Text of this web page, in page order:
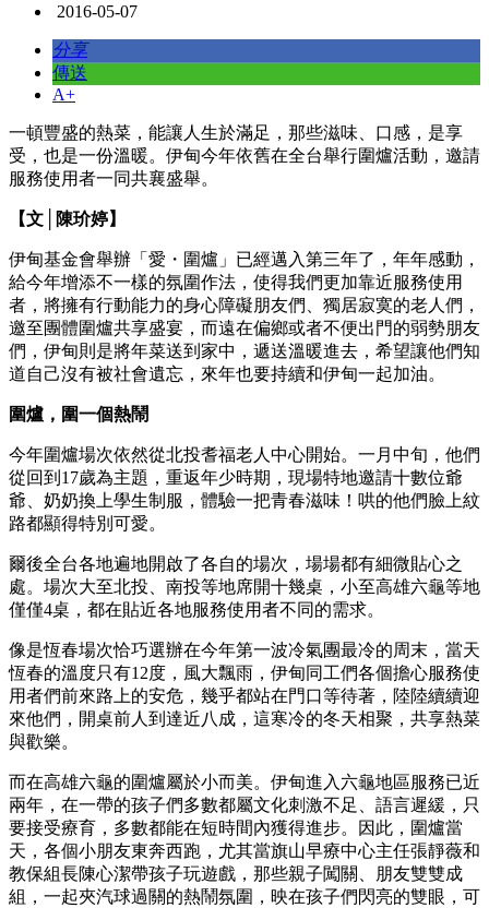
2016-05-07
分享
傳送
A+
一頓豐盛的熱菜，能讓人生於滿足，那些滋味、口感，是享
受，也是一份溫暖。伊甸今年依舊在全台舉行圍爐活動，邀請
服務使用者一同共襄盛舉。
【文│陳玠婷】
伊甸基金會舉辦「愛・圍爐」已經邁入第三年了，年年感動，
給今年增添不一樣的氛圍作法，使得我們更加靠近服務使用
者，將擁有行動能力的身心障礙朋友們、獨居寂寞的老人們，
邀至團體圍爐共享盛宴，而遠在偏鄉或者不便出門的弱勢朋友
們，伊甸則是將年菜送到家中，遞送溫暖進去，希望讓他們知
道自己沒有被社會遺忘，來年也要持續和伊甸一起加油。
圍爐，圍一個熱鬧
今年圍爐場次依然從北投耆福老人中心開始。一月中旬，他們
從回到17歲為主題，重返年少時期，現場特地邀請十數位爺
爺、奶奶換上學生制服，體驗一把青春滋味！哄的他們臉上紋
路都顯得特別可愛。
爾後全台各地遍地開啟了各自的場次，場場都有細微貼心之
處。場次大至北投、南投等地席開十幾桌，小至高雄六龜等地
僅僅4桌，都在貼近各地服務使用者不同的需求。
像是恆春場次恰巧選辦在今年第一波冷氣團最冷的周末，當天
恆春的溫度只有12度，風大飄雨，伊甸同工們各個擔心服務使
用者們前來路上的安危，幾乎都站在門口等待著，陸陸續續迎
來他們，開桌前人到達近八成，這寒冷的冬天相聚，共享熱菜
與歡樂。
而在高雄六龜的圍爐屬於小而美。伊甸進入六龜地區服務已近
兩年，在一帶的孩子們多數都屬文化刺激不足、語言遲緩，只
要接受療育，多數都能在短時間內獲得進步。因此，圍爐當
天，各個小朋友東奔西跑，尤其當旗山早療中心主任張靜薇和
教保組長陳心潔帶孩子玩遊戲，那些親子闖關、朋友雙雙成
組，一起夾汽球過關的熱鬧氛圍，映在孩子們閃亮的雙眼，可